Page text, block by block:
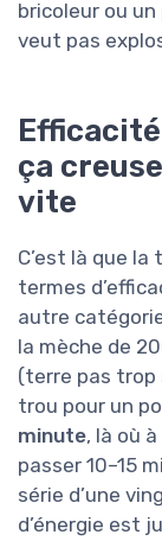
bricoleur ou
veut pas
ça
vite
C’est là que
termes
autre
la mèche de
(terre pas trop
trou pour un
minute, là où
passer 10–15
série d’une
d’énergie est